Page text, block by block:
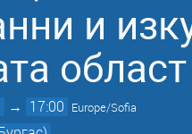
и
→ 17:00 Europe/Sofia